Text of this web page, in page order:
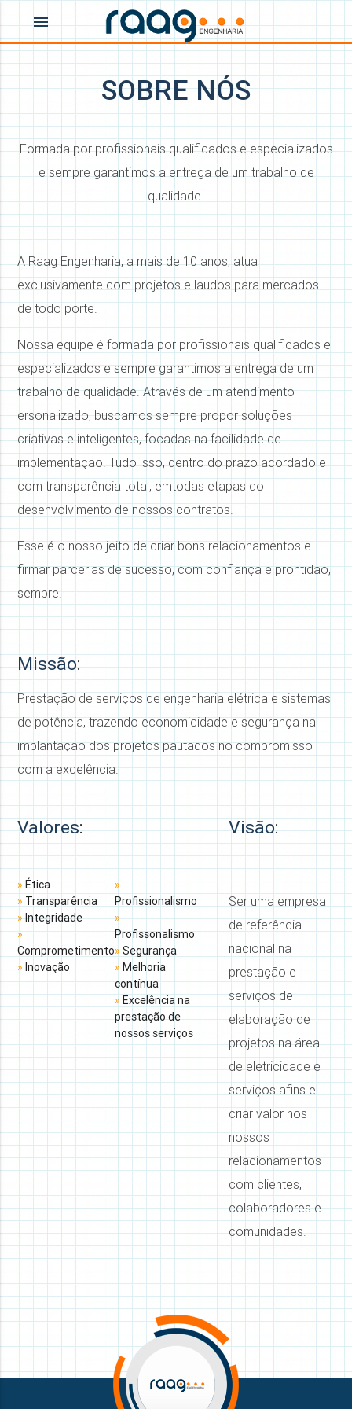
menu
SOBRE NÓS
Formada por profissionais qualificados e especializados
e sempre garantimos a entrega de um trabalho de
qualidade.
A Raag Engenharia, a mais de 10 anos, atua
exclusivamente com projetos e laudos para mercados
de todo porte.
Nossa equipe é formada por profissionais qualificados e
especializados e sempre garantimos a entrega de um
trabalho de qualidade. Através de um atendimento
ersonalizado, buscamos sempre propor soluções
criativas e inteligentes, focadas na facilidade de
implementação. Tudo isso, dentro do prazo acordado e
com transparência total, emtodas etapas do
desenvolvimento de nossos contratos.
Esse é o nosso jeito de criar bons relacionamentos e
firmar parcerias de sucesso, com confiança e prontidão,
sempre!
Missão:
Prestação de serviços de engenharia elétrica e sistemas
de potência, trazendo economicidade e segurança na
implantação dos projetos pautados no compromisso
com a excelência.
Valores: Visão:
»Ética
» Transparência
»Integridade
»
Comprometimento
»Inovação
»
Profissionalismo
»
Profissonalismo
» Segurança
»Melhoria
contínua
» Excelência na
prestação de
nossos serviços
Ser uma empresa
de referência
nacional na
prestação e
serviços de
elaboração de
projetos na área
de eletricidade e
serviços afins e
criar valor nos
nossos
relacionamentos
com clientes,
colaboradores e
comunidades.